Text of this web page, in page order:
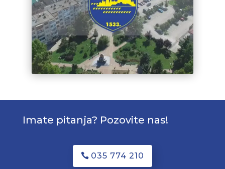
Imate pitanja? Pozovite nas!
035 774 210